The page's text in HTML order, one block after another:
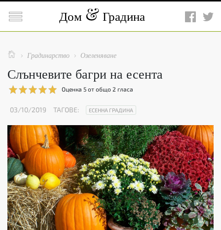
 Дом Градина
  Градинарство  Озеленяване
Слънчевите багри на есента
Оценка 5 от общо 2 гласа
03/10/2019 ТАГОВЕ: ЕСЕННА ГРАДИНА